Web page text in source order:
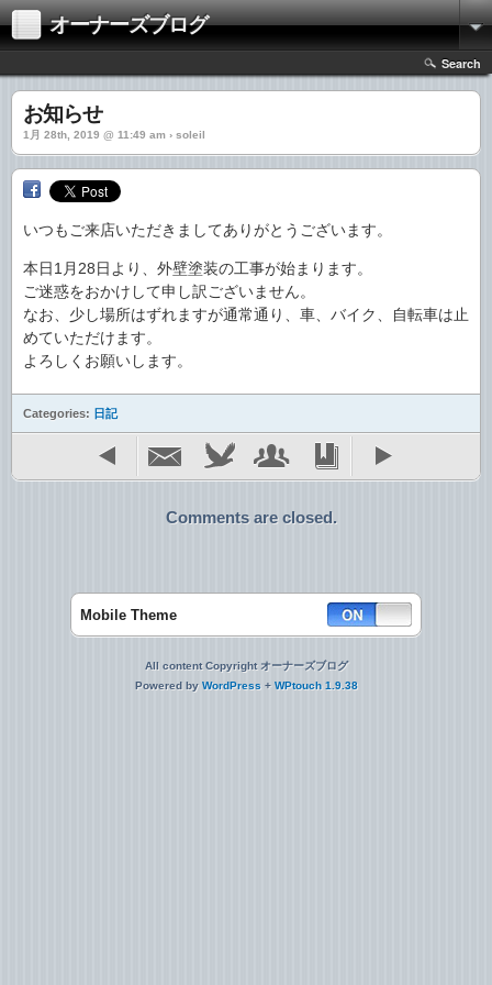
オーナーズブログ
Search
お知らせ
1月 28th, 2019 @ 11:49 am › soleil
いつもご来店いただきましてありがとうございます。
本日1月28日より、外壁塗装の工事が始まります。
ご迷惑をおかけして申し訳ございません。
なお、少し場所はずれますが通常通り、車、バイク、自転車は止
めていただけます。
よろしくお願いします。
Categories: 日記
Comments are closed.
Mobile Theme
All content Copyright オーナーズブログ
Powered by WordPress + WPtouch 1.9.38